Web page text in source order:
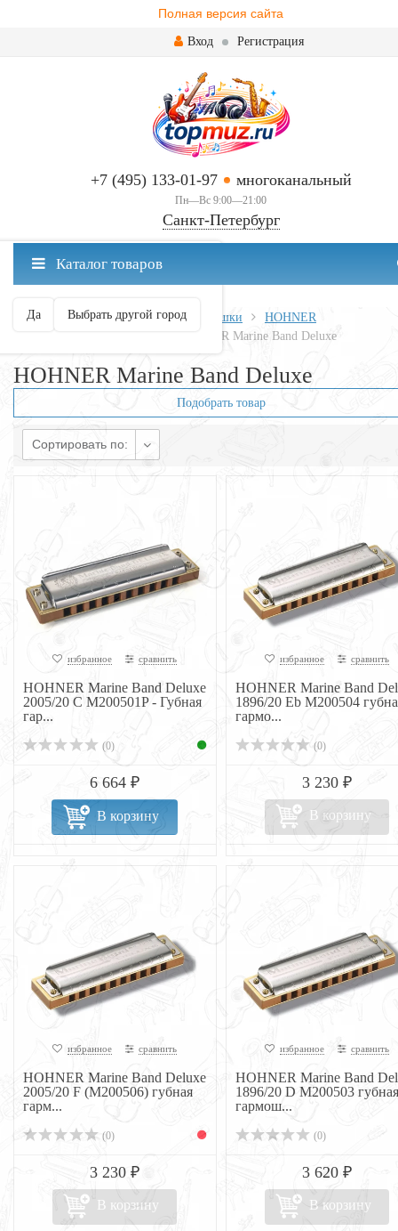
Полная версия сайта
Вход Регистрация
+7 (495) 133-01-97 многоканальный
Пн—Вс 9:00—21:00
Санкт-Петербург
Санкт-Петербург ваш город?
Да Выбрать другой город
Каталог товаров
Главная Духовые Губные гармошки
HOHNER
HOHNER Marine Band Deluxe
HOHNER Marine Band Deluxe
Подобрать товар
Сортировать по:
избранное сравнить
HOHNER Marine Band Deluxe
2005/20 C M200501P - Губная
гар...
(0)
6 664 ₽
В корзину
избранное сравнить
HOHNER Marine Band
1896/20 Eb M200504
гармо...
(0)
3 230 ₽
В корзину
избранное сравнить
HOHNER Marine Band Deluxe
2005/20 F (M200506) губная
гарм...
(0)
3 230 ₽
В корзину
избранное сравнить
HOHNER Marine Band
1896/20 D M200503 губная
гармош...
(0)
3 620 ₽
В корзину